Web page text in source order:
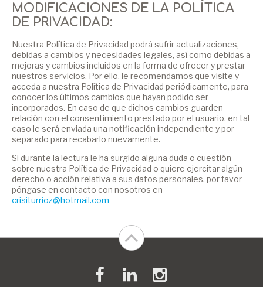
MODIFICACIONES DE LA POLÍTICA
DE PRIVACIDAD:
Nuestra Política de Privacidad podrá sufrir actualizaciones,
debidas a cambios y necesidades legales, así como debidas a
mejoras y cambios incluidos en la forma de ofrecer y prestar
nuestros servicios. Por ello, le recomendamos que visite y
acceda a nuestra Política de Privacidad periódicamente, para
conocer los últimos cambios que hayan podido ser
incorporados. En caso de que dichos cambios guarden
relación con el consentimiento prestado por el usuario, en tal
caso le será enviada una notificación independiente y por
separado para recabarlo nuevamente.
Si durante la lectura le ha surgido alguna duda o cuestión
sobre nuestra Política de Privacidad o quiere ejercitar algún
derecho o acción relativa a sus datos personales, por favor
póngase en contacto con nosotros en
crisiturrioz@hotmail.com